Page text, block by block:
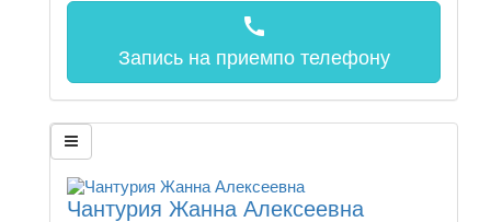
call
Запись на приемпо телефону
Чантурия Жанна Алексеевна